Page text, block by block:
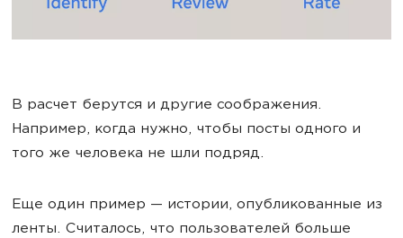
В расчет берутся и другие соображения.
Например, когда нужно, чтобы посты одного и
того же человека не шли подряд.
Еще один пример — истории, опубликованные из
ленты. Считалось, что пользователей больше